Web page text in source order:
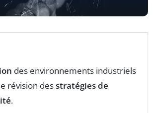
des environnements industriels
révision desstratégies de
.